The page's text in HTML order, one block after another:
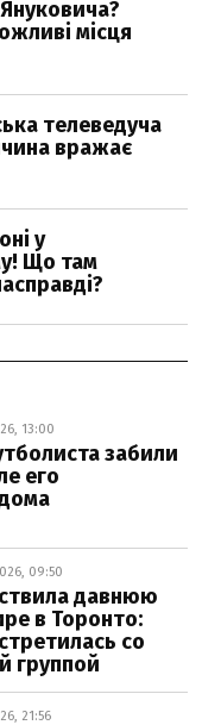
13:00
забили
его
09:50
давнюю
в Торонто:
со
группой
21:56